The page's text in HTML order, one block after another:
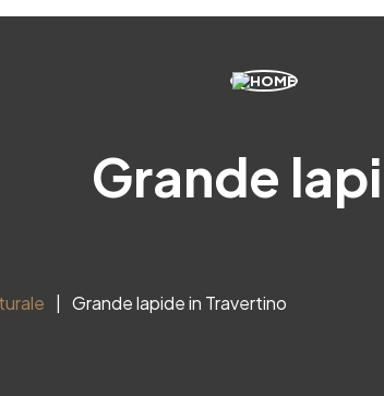
Grande
Grande lapide in Travertino